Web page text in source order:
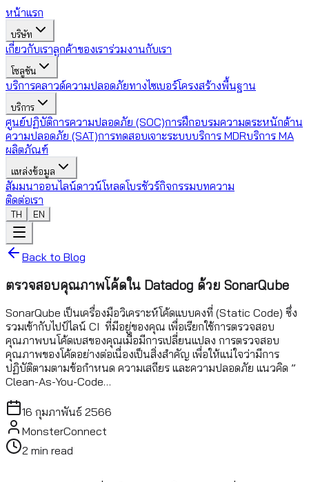
หน้าแรก
บริษัท
เกี่ยวกับเราลูกค้าของเราร่วมงานกับเรา
โซลูชัน
บริการคลาวด์ความปลอดภัยทางไซเบอร์โครงสร้างพื้นฐาน
บริการ
ศูนย์ปฏิบัติการความปลอดภัย (SOC)การฝึกอบรมความตระหนักด้าน
ความปลอดภัย (SAT)การทดสอบเจาะระบบบริการ MDRบริการ MA
ผลิตภัณฑ์
แหล่งข้อมูล
สัมมนาออนไลน์ดาวน์โหลดโบรชัวร์กิจกรรมบทความ
ติดต่อเรา
TH EN
Back to Blog
ตรวจสอบคุณภาพโค้ดใน Datadog ด้วย SonarQube
SonarQube เป็นเครื่องมือวิเคราะห์โค้ดแบบคงที่ (Static Code) ซึ่ง
รวมเข้ากับไปป์ไลน์ CI ที่มีอยู่ของคุณ เพื่อเรียกใช้การตรวจสอบ
คุณภาพบนโค้ดเบสของคุณเมื่อมีการเปลี่ยนแปลง การตรวจสอบ
คุณภาพของโค้ดอย่างต่อเนื่องเป็นสิ่งสำคัญ เพื่อให้แน่ใจว่ามีการ
ปฏิบัติตามตามข้อกำหนด ความเสถียร และความปลอดภัย แนวคิด ”
Clean-As-You-Code…
16 กุมภาพันธ์ 2566
MonsterConnect
2 min read